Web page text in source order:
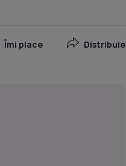
Îmi place Distribuie